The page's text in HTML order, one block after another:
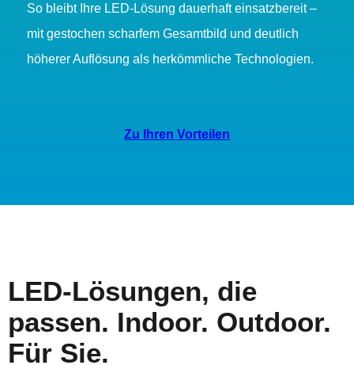
So bleibt Ihre LED-Lösung dauerhaft einsatzbereit –
mit gestochen scharfem Gesamtbild und deutlich
höherer Auflösung als herkömmliche Technologien.
Zu Ihren Vorteilen
LED-Lösungen, die
passen. Indoor. Outdoor.
Für Sie.